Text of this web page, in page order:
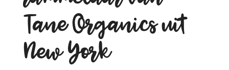
Tane Organics uit
New York